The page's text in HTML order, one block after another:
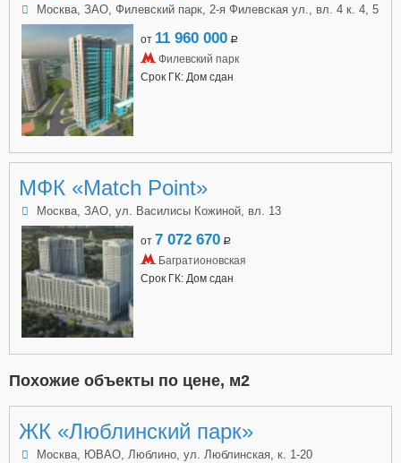
Москва, ЗАО, Филевский парк, 2-я Филевская ул., вл. 4 к. 4, 5
от 11 960 000 a
Филевский парк
Срок ГК: Дом сдан
МФК «Match Point»
Москва, ЗАО, ул. Василисы Кожиной, вл. 13
от 7 072 670 a
Багратионовская
Срок ГК: Дом сдан
Похожие объекты по цене, м2
ЖК «Люблинский парк»
Москва, ЮВАО, Люблино, ул. Люблинская, к. 1-20